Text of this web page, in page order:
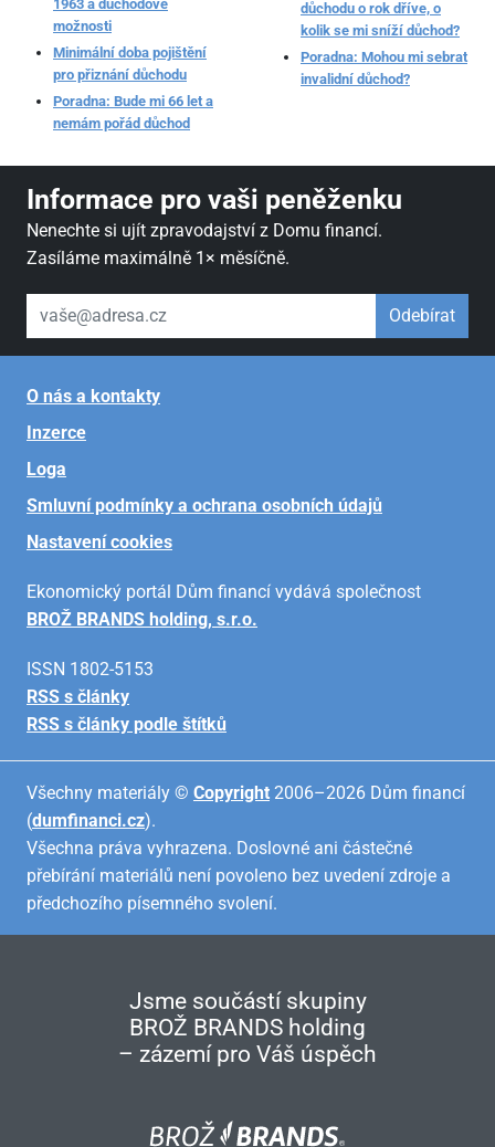
1963 a důchodové
možnosti
Minimální doba pojištění
pro přiznání důchodu
Poradna: Bude mi 66 let a
nemám pořád důchod
důchodu o rok dříve, o
kolik se mi sníží důchod?
Poradna: Mohou mi sebrat
invalidní důchod?
Informace pro vaši peněženku
Nenechte si ujít zpravodajství z Domu financí.
Zasíláme maximálně 1× měsíčně.
váš email Odebírat
O nás a kontakty
Inzerce
Loga
Smluvní podmínky a ochrana osobních údajů
Nastavení cookies
Ekonomický portál Dům financí vydává společnost
BROŽ BRANDS holding, s.r.o.
ISSN 1802-5153
RSS s články
RSS s články podle štítků
Všechny materiály © Copyright 2006–2026 Dům financí
(dumfinanci.cz).
Všechna práva vyhrazena. Doslovné ani částečné
přebírání materiálů není povoleno bez uvedení zdroje a
předchozího písemného svolení.
Jsme součástí skupiny
BROŽ BRANDS holding
– zázemí pro Váš úspěch